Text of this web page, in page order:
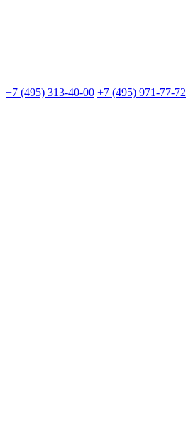
+7 (495) 313-40-00 +7 (495) 971-77-72